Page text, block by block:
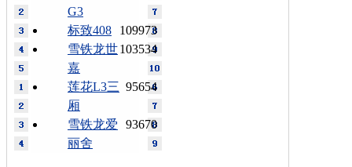
G3
109973
标致408
103534
雪铁龙世
嘉
95654
莲花L3三
厢
93670
雪铁龙爱
丽舍